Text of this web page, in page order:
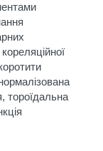
тороїдальна